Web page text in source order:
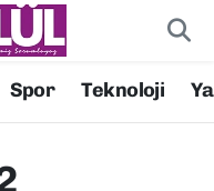
Spor Teknoloji